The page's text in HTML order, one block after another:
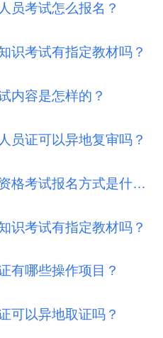
员考试怎么报名？
识考试有指定教材吗？
内容是怎样的？
员证可以异地复审吗？
2023焊工特种作业操作资格考试报名方式是什么？
识考试有指定教材吗？
有哪些操作项目？
可以异地取证吗？